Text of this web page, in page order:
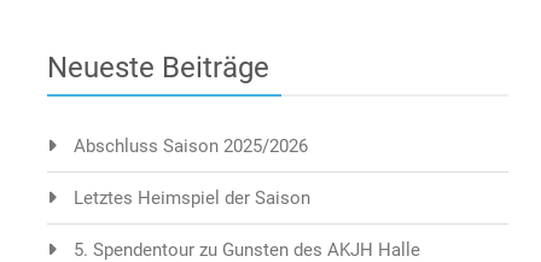
Neueste Beiträge
Abschluss Saison 2025/2026
Letztes Heimspiel der Saison
5. Spendentour zu Gunsten des AKJH Halle